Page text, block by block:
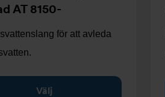
AT 8150-
för att avleda
Välj